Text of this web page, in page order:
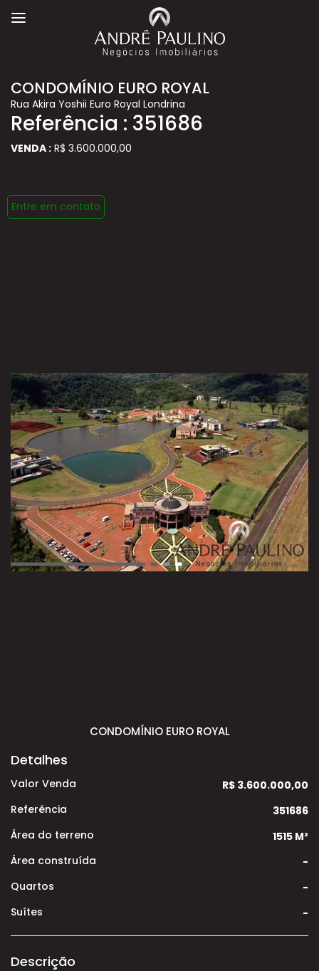
CONDOMÍNIO EURO ROYAL
Rua Akira Yoshii Euro Royal Londrina
Referência : 351686
VENDA : R$ 3.600.000,00
Entre em contato
CONDOMÍNIO EURO ROYAL
Detalhes
R$ 3.600.000,00
Valor Venda
351686
Referência
1515 M²
Área do terreno
-
Área construída
-
Quartos
-
Suítes
Descrição